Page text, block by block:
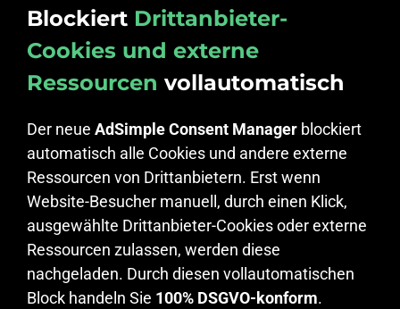
Blockiert Drittanbieter-
Cookies und externe
Ressourcen vollautomatisch
Der neue AdSimple Consent Manager blockiert
automatisch alle Cookies und andere externe
Ressourcen von Drittanbietern. Erst wenn
Website-Besucher manuell, durch einen Klick,
ausgewählte Drittanbieter-Cookies oder externe
Ressourcen zulassen, werden diese
nachgeladen. Durch diesen vollautomatischen
Block handeln Sie 100% DSGVO-konform.